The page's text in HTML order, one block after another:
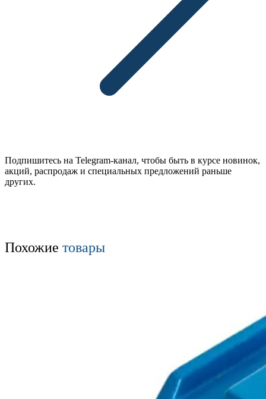
Подпишитесь на Telegram-канал, чтобы быть в курсе новинок,
акций, распродаж и специальных предложений раньше
других.
Похожие товары